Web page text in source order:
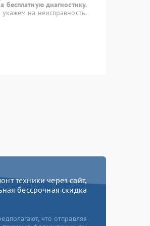
бесплатную диагностику.
на неисправность.
техники через сайт,
бессрочная скидка
что отправляя